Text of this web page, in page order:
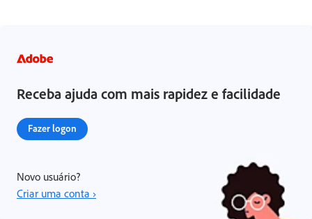
Receba ajuda com mais rapidez e facilidade
Fazer logon
Novo usuário?
Criar uma conta ›